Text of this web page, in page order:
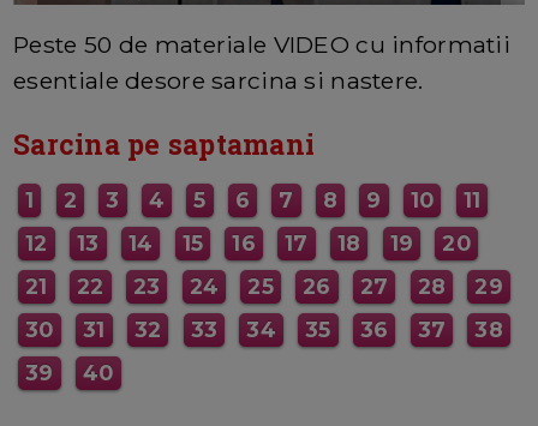
Peste 50 de materiale VIDEO cu informatii
esentiale desore sarcina si nastere.
Sarcina pe saptamani
1 2 3 4 5 6 7 8 9 10
11
12
13 14 15 16 17 18 19
20
21
22 23 24 25 26 27 28
29
30
31 32 33 34 35 36 37
38
39
40